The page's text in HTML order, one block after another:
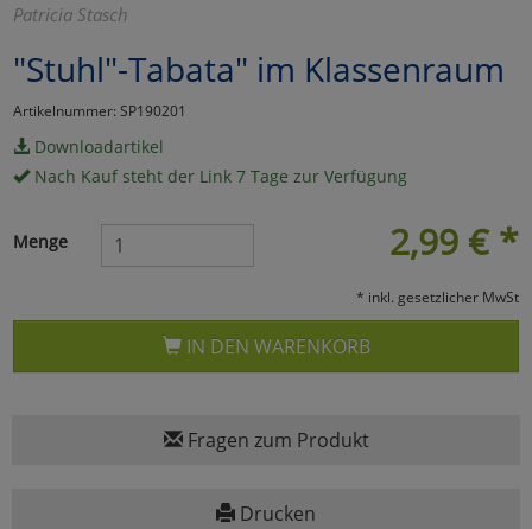
Patricia Stasch
"Stuhl"-Tabata" im Klassenraum
Artikelnummer: SP190201
Downloadartikel
Nach Kauf steht der Link 7 Tage zur Verfügung
2,99 € *
Menge
* inkl. gesetzlicher MwSt
IN DEN WARENKORB
Fragen zum Produkt
Drucken
Umfragetools
zu Haupptseite